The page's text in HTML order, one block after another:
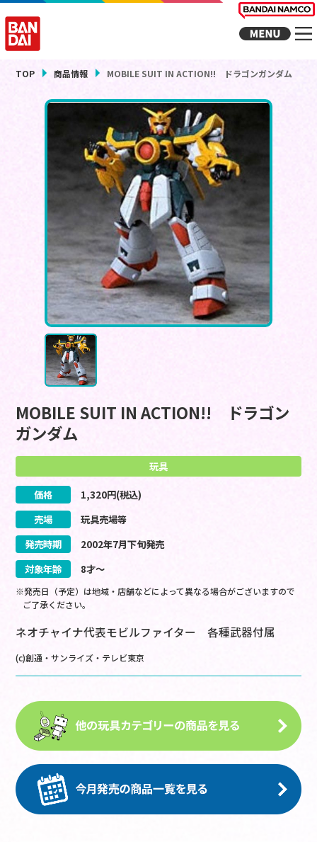
TOP 商品情報 MOBILE SUIT IN ACTION!! ドラゴンガンダム
MOBILE SUIT IN ACTION!! ドラゴン
ガンダム
玩具
価格 1,320円(税込)
売場
玩具売場等
発売時期
2002年7月下旬発売
対象年齢
8才～
※発売日（予定）は地域・店舗などによって異なる場合がございますので
ご了承ください。
ネオチャイナ代表モビルファイター 各種武器付属
(c)創通・サンライズ・テレビ東京